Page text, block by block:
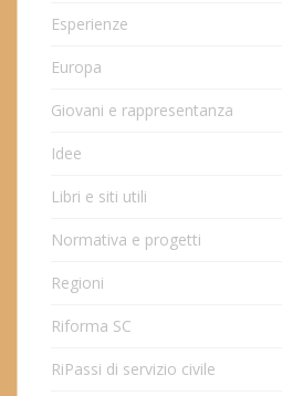
Esperienze
Europa
Giovani e rappresentanza
Idee
Libri e siti utili
Normativa e progetti
Regioni
Riforma SC
RiPassi di servizio civile